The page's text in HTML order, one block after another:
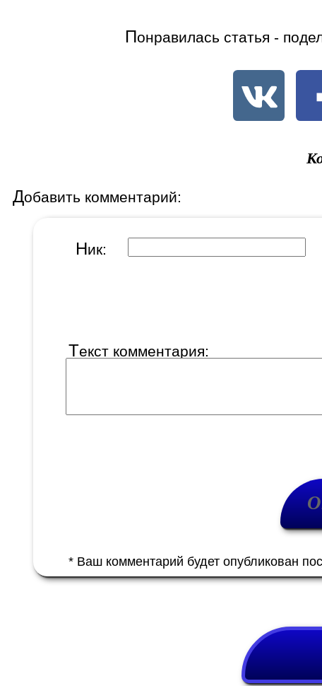
Понравилась статья -
Добавить комментарий:
Ник:
Текст комментария:
* Ваш комментарий будет опубликован